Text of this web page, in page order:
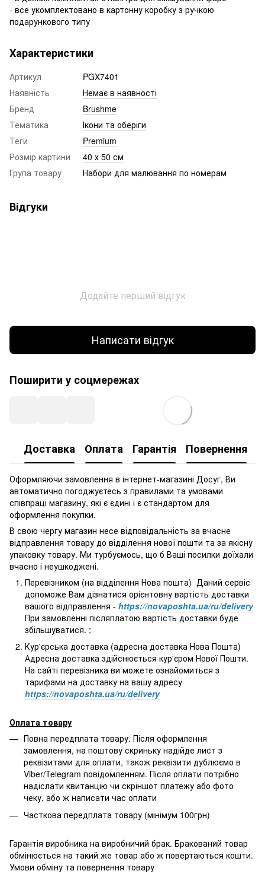
- все укомплектовано в картонну коробку з ручкою
подарункового типу
Характеристики
Артикул
PGX7401
Наявність
Немає в наявності
Бренд
Brushme
Тематика
Ікони та оберіги
Теги
Premium
Розмір картини
40 х 50 см
Група товару
Набори для малювання по номерам
Відгуки
Додайте перший відгук
Написати відгук
Поширити у соцмережах
Доставка Оплата Гарантія Повернення
Оформляючи замовлення в інтернет-магазині Досуг, Ви
автоматично погоджуєтесь з правилами та умовами
співпраці магазину, які є єдині і є стандартом для
оформлення покупки.
В свою чергу магазин несе відповідальність за вчасне
відправлення товару до відділення нової пошти та за якісну
упаковку товару. Ми турбуємось, що б Ваші посилки доїхали
вчасно і неушкоджені.
Перевізником (на відділення Нова пошта) Даний сервіс
допоможе Вам дізнатися орієнтовну вартість доставки
вашого відправлення - https://novaposhta.ua/ru/delivery
При замовленні післяплатою вартість доставки буде
збільшуватися. ;
Кур'єрська доставка (адресна доставка Нова Пошта)
Адресна доставка здійснюється кур'єром Нової Пошти.
На сайті перевізника ви можете ознайомиться з
тарифами на доставку на вашу адресу
https://novaposhta.ua/ru/delivery
Оплата товару
Повна передплата товару. Після оформлення
замовлення, на поштову скриньку надійде лист з
реквізитами для оплати, також реквізити дублюємо в
Viber/Telegram повідомленням. Після оплати потрібно
надіслати квитанцію чи скріншот платежу або фото
чеку, або ж написати час оплати
Часткова передплата товару (мінімум 100грн)
Гарантія виробника на виробничий брак. Бракований товар
обмінюється на такий же товар або ж повертаються кошти.
Умови обміну та повернення товару